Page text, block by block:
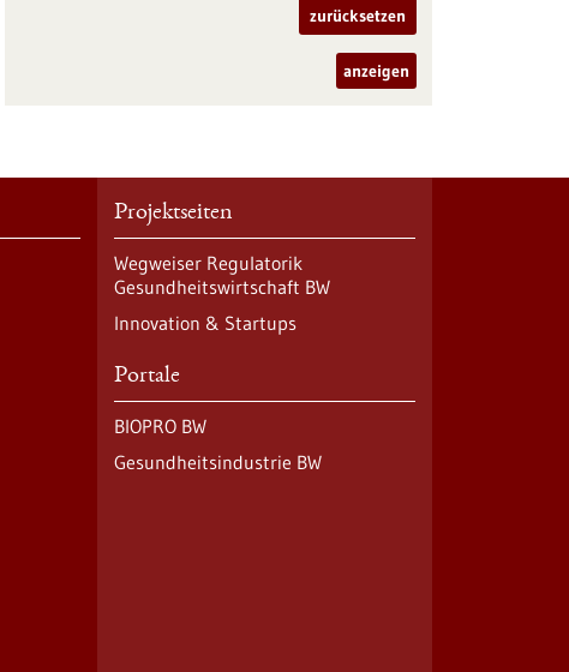
zurücksetzen
anzeigen
Projektseiten
Wegweiser Regulatorik
Gesundheitswirtschaft BW
Innovation & Startups
Portale
BIOPRO BW
Gesundheitsindustrie BW